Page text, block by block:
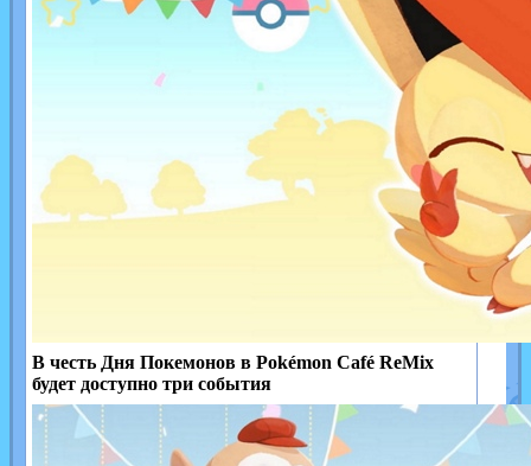
В честь Дня Покемонов в Pokémon Café ReMix
будет доступно три события